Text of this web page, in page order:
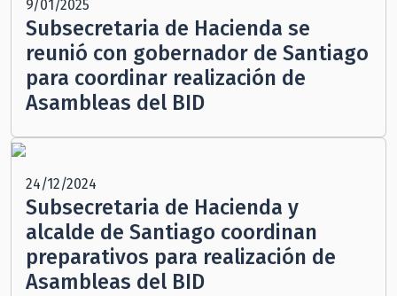
9/01/2025
Subsecretaria de Hacienda se
reunió con gobernador de Santiago
para coordinar realización de
Asambleas del BID
24/12/2024
Subsecretaria de Hacienda y
alcalde de Santiago coordinan
preparativos para realización de
Asambleas del BID